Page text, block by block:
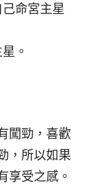
命宮主星
。
闖勁，喜歡
，所以如果
享受之感。